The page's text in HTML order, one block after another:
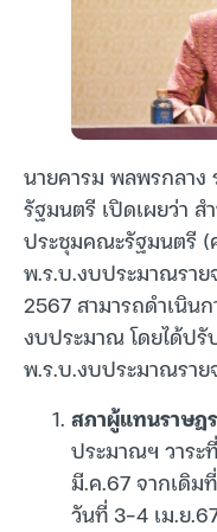
นายคารม พลพรกลาง
รัฐมนตรี เปิดเผยว่า
ประชุมคณะรัฐมนตรี (
พ.ร.บ.งบประมาณรา
2567 สามารถดำเนิน
งบประมาณ โดยได้ปรั
พ.ร.บ.งบประมาณรา
สภาผู้แทนราษฎร
ประมาณฯ วาระ
มี.ค.67 จากเดิม
วันที่ 3-4 เม.ย